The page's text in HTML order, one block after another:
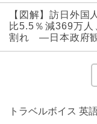
【図解】訪日外国
比5.5％減369万
割れ ―日本政府観
トラベルボイス 英